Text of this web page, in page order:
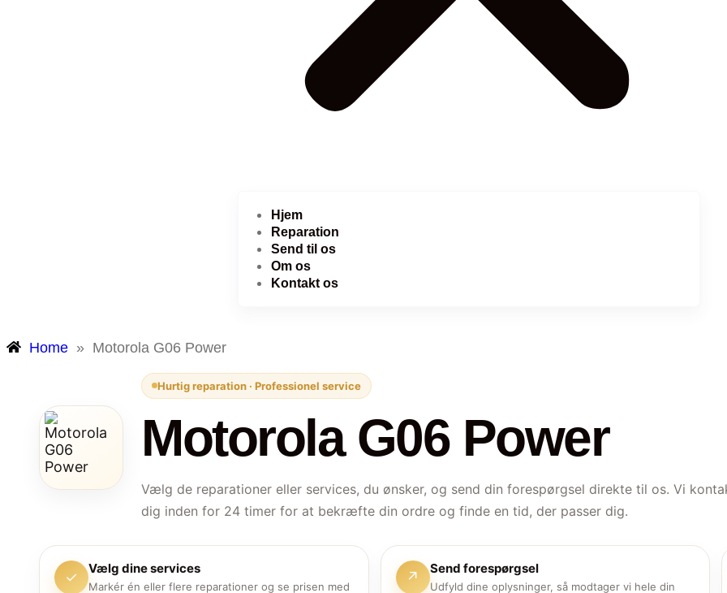
Hjem
Reparation
Send til os
Om os
Kontakt os
Home » Motorola G06 Power
Hurtig reparation · Professionel service
Motorola G06 Power
Vælg de reparationer eller services, du ønsker, og send din forespørgsel direkte til os. Vi
dig inden for 24 timer for at bekræfte din ordre og finde en tid, der passer dig.
✓
Vælg dine services
Markér én eller flere reparationer og se prisen med
↗
Send forespørgsel
Udfyld dine oplysninger, så modtager vi hele din